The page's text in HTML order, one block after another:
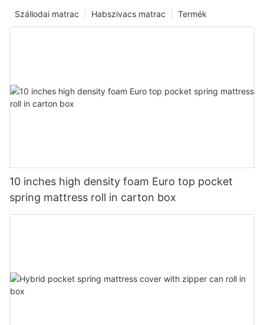
Termék
Habszivacs matrac
Szállodai matrac
10 inches high density foam Euro top pocket
spring mattress roll in carton box